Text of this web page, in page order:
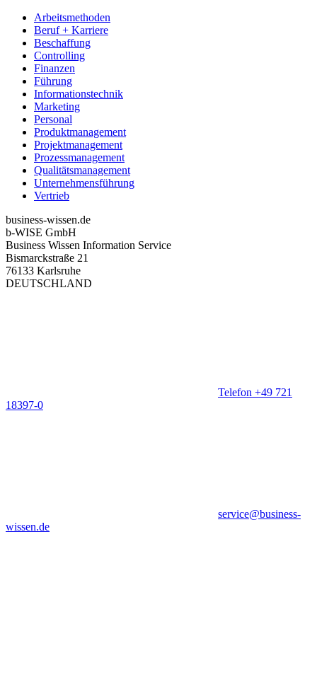
Arbeitsmethoden
Beruf + Karriere
Beschaffung
Controlling
Finanzen
Führung
Informationstechnik
Marketing
Personal
Produktmanagement
Projektmanagement
Prozessmanagement
Qualitätsmanagement
Unternehmensführung
Vertrieb
business-wissen.de
b-WISE GmbH
Business Wissen Information Service
Bismarckstraße 21
76133 Karlsruhe
DEUTSCHLAND
Telefon +49 721
18397-0
service@business-
wissen.de